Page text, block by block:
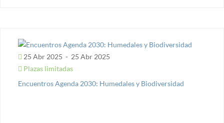
25 Abr 2025 - 25 Abr 2025
Plazas limitadas
Encuentros Agenda 2030: Humedales y Biodiversidad